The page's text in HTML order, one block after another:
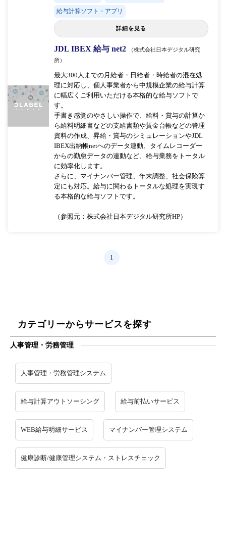
給与計算ソフト・アプリ
詳細を見る
JDL IBEX 給与 net2
（株式会社日本デジタル研究
所）
最大300人までの月給者・日給者・時給者の混在処
理に対応し、個人事業者から中規模企業の給与計算
に幅広くご利用いただける本格的な給与ソフトで
す。
手書き感覚のやさしい操作で、給料・賞与の計算か
ら給料明細書などの支給書類や賃金台帳などの管理
資料の作成、昇給・賞与のシミュレーションやJDL
IBEX出納帳netへのデータ連動、タイムレコーダー
からの勤怠データの連動など、給与業務をトータル
に効率化します。
さらに、マイナンバー管理、年末調整、社会保険算
定にも対応。給与に関わるトータルな処理を実現す
る本格的な給与ソフトです。
（参照元：株式会社日本デジタル研究所HP）
1
カテゴリーからサービスを探す
人事管理・労務管理
人事管理・労務管理システム
給与計算アウトソーシング 給与前払いサービス
WEB給与明細サービス マイナンバー管理システム
健康診断/健康管理システム・ストレスチェック